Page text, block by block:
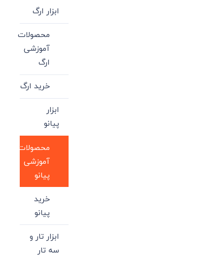
ابزار ارگ
محصولات
آموزشی
ارگ
خرید ارگ
ابزار
پیانو
محصولات
آموزشی
پیانو
خرید
پیانو
ابزار تار و
سه تار